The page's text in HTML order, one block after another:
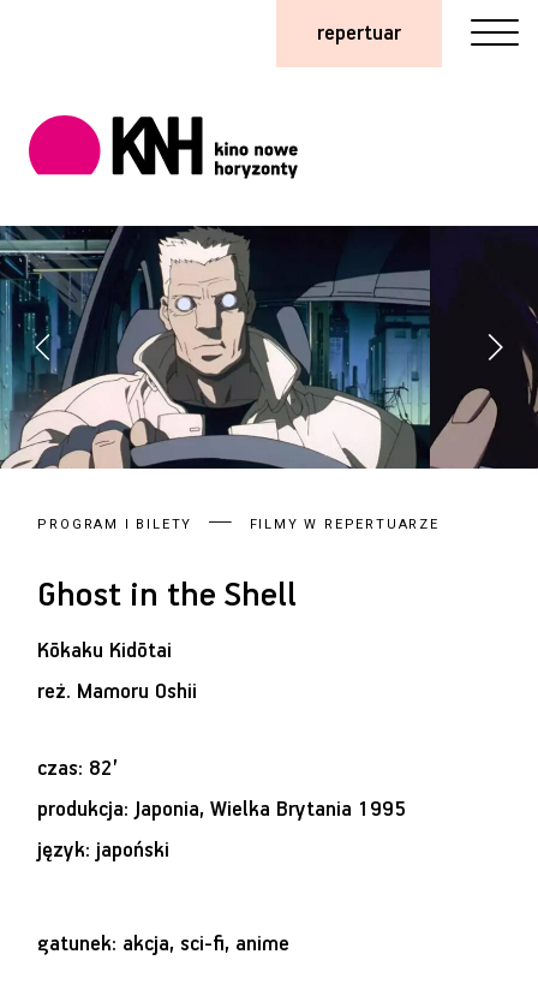
repertuar
PROGRAM I BILETY FILMY W REPERTUARZE
Ghost in the Shell
Kōkaku Kidōtai
reż. Mamoru Oshii
czas: 82’
produkcja: Japonia, Wielka Brytania 1995
język: japoński
gatunek: akcja, sci-fi, anime